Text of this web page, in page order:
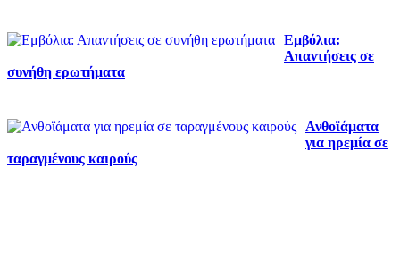
Εμβόλια:
Απαντήσεις σε
συνήθη ερωτήματα
Ανθοϊάματα
για ηρεμία σε
ταραγμένους καιρούς